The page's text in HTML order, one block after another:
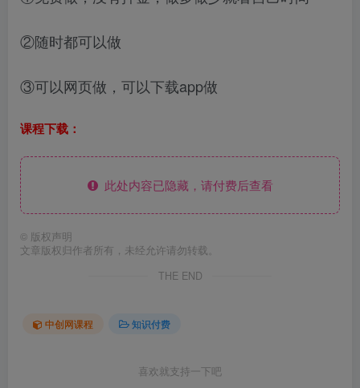
②随时都可以做
③可以网页做，可以下载app做
课程下载：
此处内容已隐藏，请付费后查看
© 版权声明
文章版权归作者所有，未经允许请勿转载。
THE END
中创网课程 知识付费
喜欢就支持一下吧